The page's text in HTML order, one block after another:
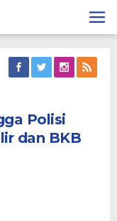
Polisi
dan BKB